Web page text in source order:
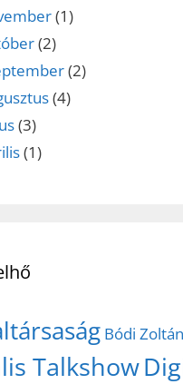
(1)
(2)
(2)
(4)
(3)
(1)
Bódi Zoltán
Talkshow